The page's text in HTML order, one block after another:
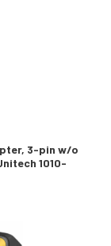
3-pin w/o
1010-